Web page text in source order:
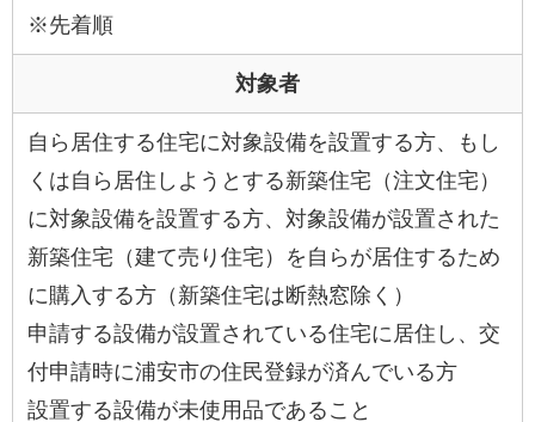
※先着順
対象者
自ら居住する住宅に対象設備を設置する方、もし
くは自ら居住しようとする新築住宅（注文住宅）
に対象設備を設置する方、対象設備が設置された
新築住宅（建て売り住宅）を自らが居住するため
に購入する方（新築住宅は断熱窓除く）
申請する設備が設置されている住宅に居住し、交
付申請時に浦安市の住民登録が済んでいる方
設置する設備が未使用品であること